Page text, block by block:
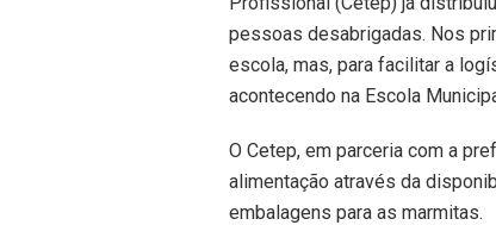
pessoas desabrigadas. Nos
escola, mas, para facilitar a
acontecendo na Escola
O Cetep, em parceria com a
alimentação através da
embalagens para as marmitas.